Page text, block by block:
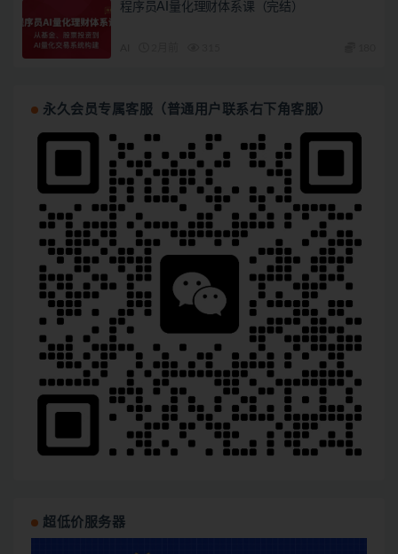
程序员AI量化理财体系课（完结）
永久会员专属客服（普通用户联系右下角客服）
超低价服务器